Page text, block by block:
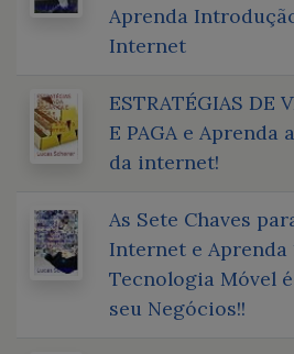
Aprenda
Internet
ESTRATÉGIAS DE
E PAGA e
da internet!
As Sete Chaves
Internet e Aprenda
Tecnologia Móvel
seu Negócios!!